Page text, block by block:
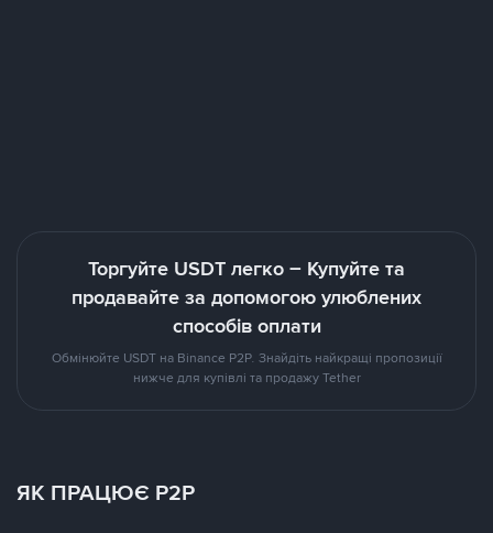
Торгуйте USDT легко – Купуйте та
продавайте за допомогою улюблених
способів оплати
Обмінюйте USDT на Binance P2P. Знайдіть найкращі пропозиції
нижче для купівлі та продажу Tether
ЯК ПРАЦЮЄ P2P